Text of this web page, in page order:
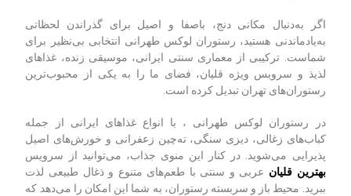
اگر به‌دنبال مکانی دنج، با‌صفا و اصیل برای گذراندن لحظاتی
به‌یادماندنی هستید، رستوران لوکس طهرانی انتخابی بی‌نظیر برای
شماست. ترکیبی از معماری سنتی ایرانی، موسیقی زنده، غذاهای
لذیذ و سرویس ویژه قلیان، فضای ما را به یکی از محبوب‌ترین
رستوران‌های تهران تبدیل کرده است.
در رستوران لوکس طهرانی ، با انواع غذاهای ایرانی از جمله
کباب‌های زغالی، دیزی سنگی، ته‌چین زعفرانی و خورش‌های اصیل
پذیرایی می‌شوید. در کنار این منوی جذاب، می‌توانید از سرویس
بهترین قلیان عربی و سنتی با طعم‌های متنوع و ذغال طبیعی لذت
ببرید. محیط باز و سربسته رستوران، به شما این امکان را می‌دهد که